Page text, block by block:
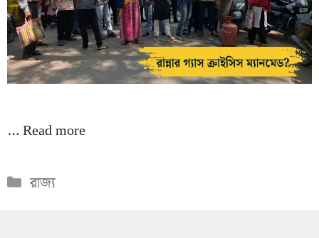
…Read more
Categories
রাজ্য